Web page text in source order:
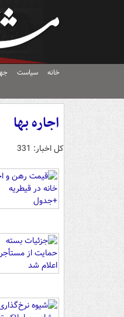
خانه سیاست
اجاره بها
کل اخبار: 331